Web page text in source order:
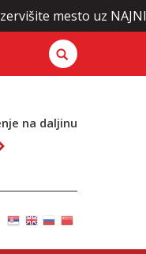
uz NAJNIŽE cene
na daljinu